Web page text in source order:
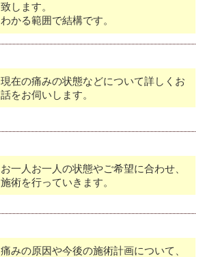
致します。
わかる範囲で結構です。
現在の痛みの状態などについて詳しくお
話をお伺いします。
お一人お一人の状態やご希望に合わせ、
施術を行っていきます。
痛みの原因や今後の施術計画について、